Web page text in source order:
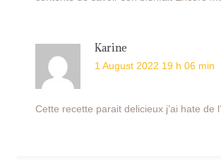
Karine
1 August 2022 19 h 06 min
Cette recette parait delicieux j’ai hate de